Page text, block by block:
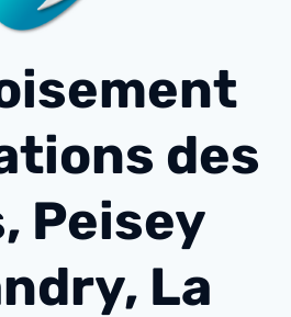
des
Peisey
La